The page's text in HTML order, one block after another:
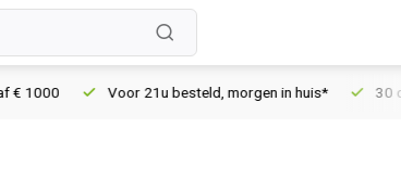
Voor 21u besteld, morgen in huis* 30 dagen